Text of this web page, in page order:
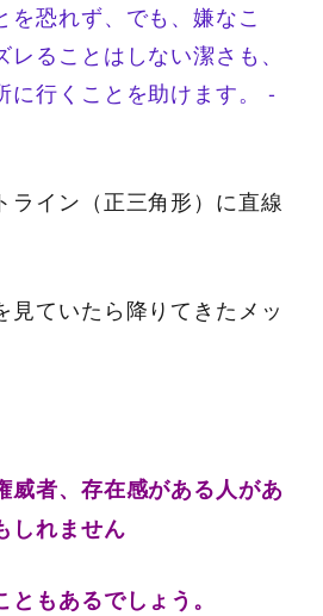
ライン（正三角形）に直線
見ていたら降りてきたメッ
威者、存在感がある人があ
しれません
もあるでしょう。